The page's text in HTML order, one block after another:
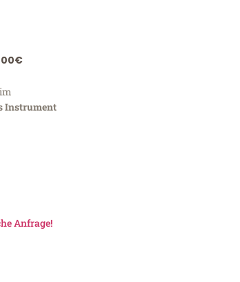
Instrument
Anfrage!